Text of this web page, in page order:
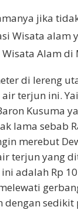
jika
Wisata alam
Alam
di lereng
terjun ini.
Kusuma
lama sebab
merebut
terjun yang
adalah Rp
dengan sedikit